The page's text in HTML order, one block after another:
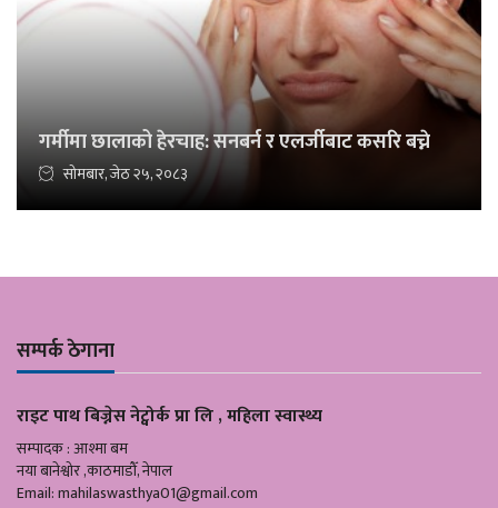
गर्मीमा छालाको हेरचाह: सनबर्न र एलर्जीबाट कसरि बच्ने
सोमबार, जेठ २५, २०८३
सम्पर्क ठेगाना
राइट पाथ बिज्नेस नेट्वोर्क प्रा लि , महिला स्वास्थ्य
सम्पादक : आश्मा बम
नया बानेश्वोर ,काठमाडौँ, नेपाल
Email:mahilaswasthya01@gmail.com